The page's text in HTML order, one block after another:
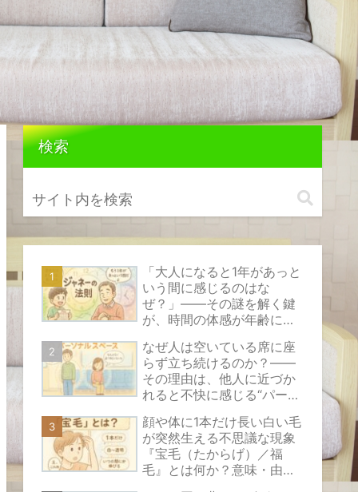
検索
「大人になると1年があっと
いう間に感じるのはな
ぜ？」――その謎を解く鍵
が、時間の体感が年齢によ
ャネーの法則』です。
なぜ人は空いている席に座
らず立ち続けるのか？――
その理由は、他人に近づか
れると不快に感じる“パーソ
い心のバリアにあります。
顔や体に1本だけ長い白い毛
が突然生える不思議な現象
『宝毛（たからげ）／福
毛』とは何か？意味・由